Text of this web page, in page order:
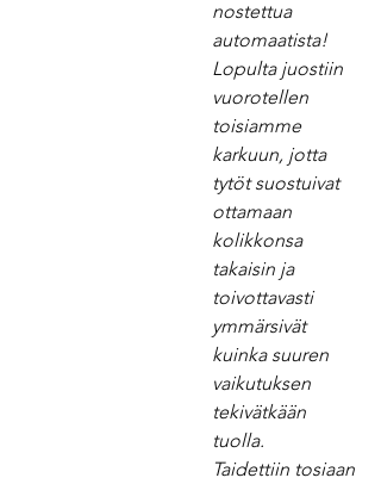
nostettua
automaatista!
Lopulta juostiin
vuorotellen
toisiamme
karkuun, jotta
tytöt suostuivat
ottamaan
kolikkonsa
takaisin ja
toivottavasti
ymmärsivät
kuinka suuren
vaikutuksen
tekivätkään
tuolla.
Taidettiin tosiaan